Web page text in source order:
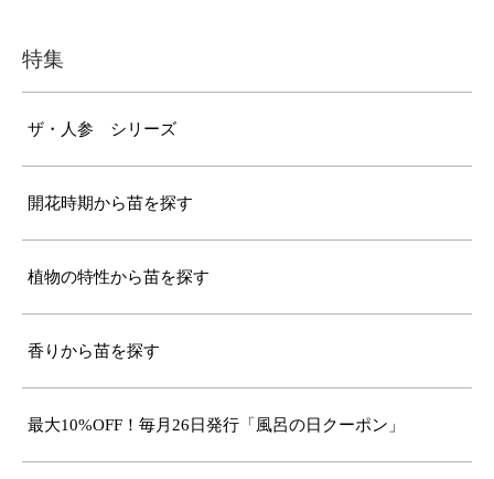
特集
ザ・人参 シリーズ
開花時期から苗を探す
植物の特性から苗を探す
香りから苗を探す
最大10%OFF！毎月26日発行「風呂の日クーポン」